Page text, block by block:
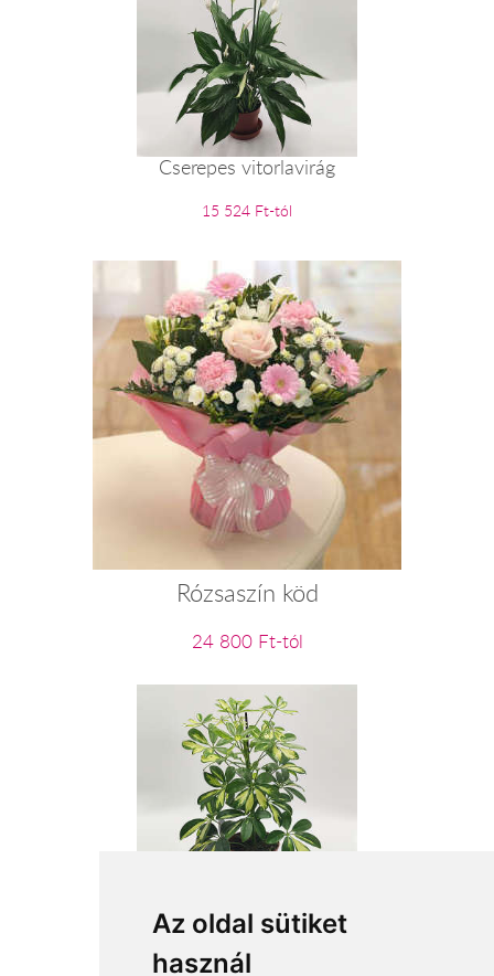
Az oldal sütiket
használ
Cserepes vitorlavirág
15 524 Ft-tól
Rózsaszín köd
24 800 Ft-tól
Cserepes schefflera
11 280 Ft-tól